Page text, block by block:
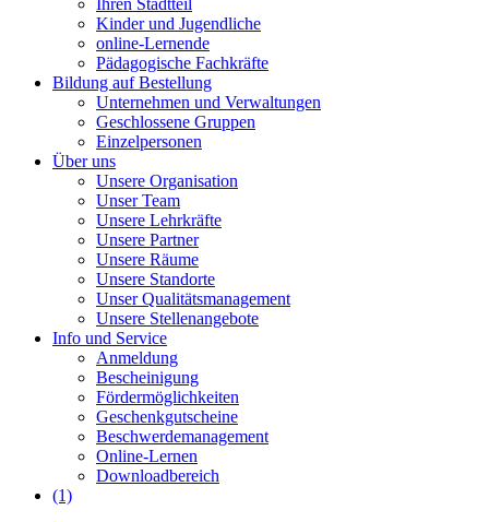
Ihren Stadtteil
Kinder und Jugendliche
online-Lernende
Pädagogische Fachkräfte
Bildung auf Bestellung
Unternehmen und Verwaltungen
Geschlossene Gruppen
Einzelpersonen
Über uns
Unsere Organisation
Unser Team
Unsere Lehrkräfte
Unsere Partner
Unsere Räume
Unsere Standorte
Unser Qualitätsmanagement
Unsere Stellenangebote
Info und Service
Anmeldung
Bescheinigung
Fördermöglichkeiten
Geschenkgutscheine
Beschwerdemanagement
Online-Lernen
Downloadbereich
(1)